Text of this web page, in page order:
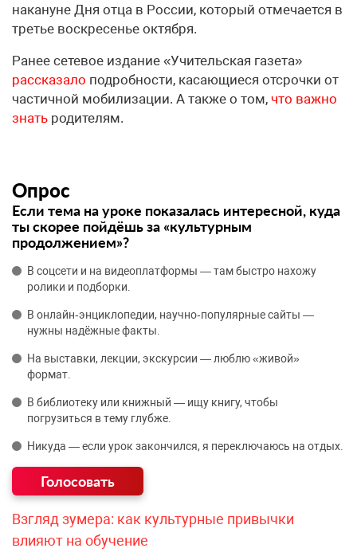
накануне Дня отца в России, который отмечается в
третье воскресенье октября.
Ранее сетевое издание «Учительская газета»
рассказало подробности, касающиеся отсрочки от
частичной мобилизации. А также о том, что важно
знать родителям.
Опрос
Если тема на уроке показалась интересной, куда
ты скорее пойдёшь за «культурным
продолжением»?
В соцсети и на видеоплатформы — там быстро нахожу
ролики и подборки.
В онлайн‑энциклопедии, научно‑популярные сайты —
нужны надёжные факты.
На выставки, лекции, экскурсии — люблю «живой»
формат.
В библиотеку или книжный — ищу книгу, чтобы
погрузиться в тему глубже.
Никуда — если урок закончился, я переключаюсь на отдых.
Взгляд зумера: как культурные привычки
влияют на обучение